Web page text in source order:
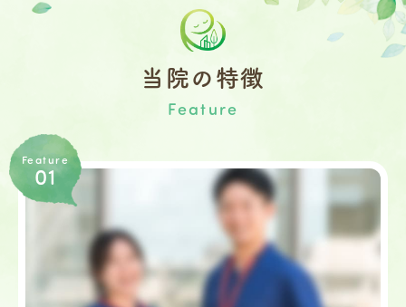
当院の特徴
Feature
Feature
01